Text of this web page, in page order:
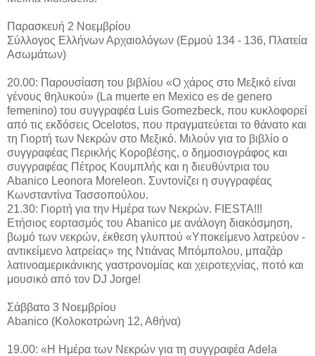
Παρασκευή 2 Νοεμβρίου
Σύλλογος Ελλήνων Αρχαιολόγων (Ερμού 134 - 136, Πλατεία
Ασωμάτων)
20.00: Παρουσίαση του βιβλίου «Ο χάρος στο Μεξικό είναι
γένους θηλυκού» (La muerte en Mexico es de genero
femenino) του συγγραφέα Luis Gomezbeck, που κυκλοφορεί
από τις εκδόσεις Ocelotos, που πραγματεύεται το θάνατο και
τη Γιορτή των Νεκρών στο Μεξικό. Μιλούν για το βιβλίο ο
συγγραφέας Περικλής Κοροβέσης, ο δημοσιογράφος και
συγγραφέας Πέτρος Κουμπλής και η διευθύντρια του
Abanico Leonora Moreleon. Συντονίζει η συγγραφέας
Κωνσταντίνα Τασσοπούλου.
21.30: Γιορτή για την Ημέρα των Νεκρών. FIESTA!!!
Ετήσιος εορτασμός του Abanico με ανάλογη διακόσμηση,
βωμό των νεκρών, έκθεση γλυπτού «Υποκείμενο λατρεύον -
αντικείμενο λατρείας» της Ντιάνας Μπόμπολου, μπαζάρ
λατινοαμερικάνικης γαστρονομίας και χειροτεχνίας, ποτό και
μουσικό από τον DJ Jorge!
Σάββατο 3 Νοεμβρίου
Abanico (Κολοκοτρώνη 12, Αθήνα)
19.00: «Η Ημέρα των Νεκρών για τη συγγραφέα Adela